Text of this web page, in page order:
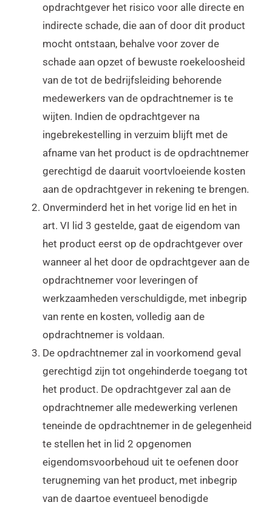
opdrachtgever het risico voor alle directe en
indirecte schade, die aan of door dit product
mocht ontstaan, behalve voor zover de
schade aan opzet of bewuste roekeloosheid
van de tot de bedrijfsleiding behorende
medewerkers van de opdrachtnemer is te
wijten. Indien de opdrachtgever na
ingebrekestelling in verzuim blijft met de
afname van het product is de opdrachtnemer
gerechtigd de daaruit voortvloeiende kosten
aan de opdrachtgever in rekening te brengen.
Onverminderd het in het vorige lid en het in
art. VI lid 3 gestelde, gaat de eigendom van
het product eerst op de opdrachtgever over
wanneer al het door de opdrachtgever aan de
opdrachtnemer voor leveringen of
werkzaamheden verschuldigde, met inbegrip
van rente en kosten, volledig aan de
opdrachtnemer is voldaan.
De opdrachtnemer zal in voorkomend geval
gerechtigd zijn tot ongehinderde toegang tot
het product. De opdrachtgever zal aan de
opdrachtnemer alle medewerking verlenen
teneinde de opdrachtnemer in de gelegenheid
te stellen het in lid 2 opgenomen
eigendomsvoorbehoud uit te oefenen door
terugneming van het product, met inbegrip
van de daartoe eventueel benodigde